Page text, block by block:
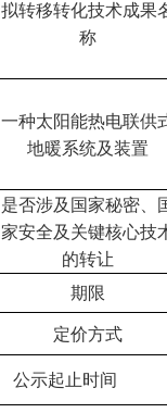
拟转移转化技术成果
称
一种太阳能热电联供
地暖系统及装置
是否涉及国家秘密、
家安全及关键核心技
的转让
期限
定价方式
公示起止时间